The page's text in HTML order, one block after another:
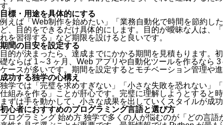
す。
目標・用途を具体的にする
例えば「Web制作を始めたい」「業務自動化で時間を節約し
ど、目的をできるだけ具体的にします。目的が曖昧な人は、
れを習得する」など期限を設けると良いです。
期間の目安を設定する
目的が決まったら、達成までにかかる期間を見積もります。
礎ならば 1～3 ヶ月、Web アプリや自動化ツールを作るなら
ケースが多いです。期間を設定するとモチベーション管理や
成功する独学の心構え
独学では「完璧を求めすぎない」「小さな失敗を恐れない」
仕組みを作る」ことが肝心です。完璧に理解しようとすると
まずは手を動かして、小さな成果を出していくスタイルが成
初心者におすすめのプログラミング言語と選び方
プログラミング 始め方 独学で多くの人が悩むのが「どの言